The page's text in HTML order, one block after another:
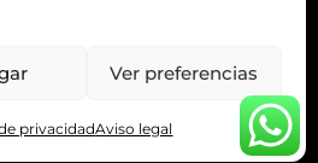
Ver preferencias
privacidadAviso legal